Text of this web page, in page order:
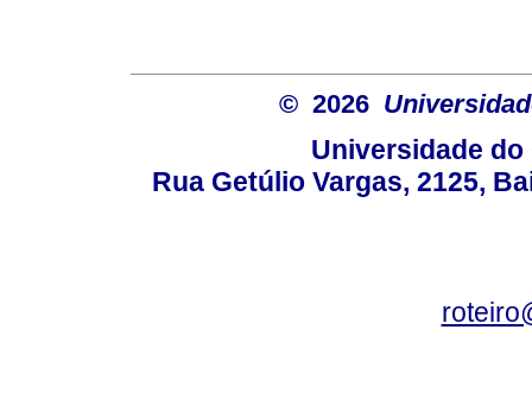
© 2026
Universidade do
Rua Getúlio Vargas, 2125,